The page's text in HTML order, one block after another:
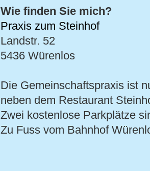
Wie finden Sie mich?
Praxis zum Steinhof
Landstr. 52
5436 Würenlos
Die Gemeinschaftspraxis ist
neben dem Restaurant
Zwei kostenlose Parkplätze
Zu Fuss vom Bahnhof